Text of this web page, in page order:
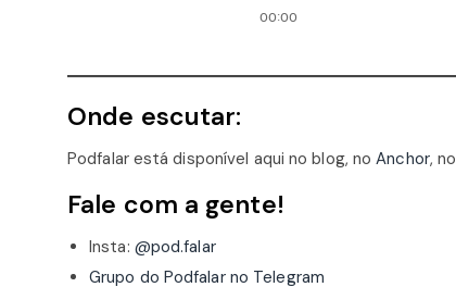
Onde escutar:
Podfalar está disponível aqui no blog, noAnchor,
Fale com a gente!
Insta: @pod.falar
Grupo do Podfalar no Telegram